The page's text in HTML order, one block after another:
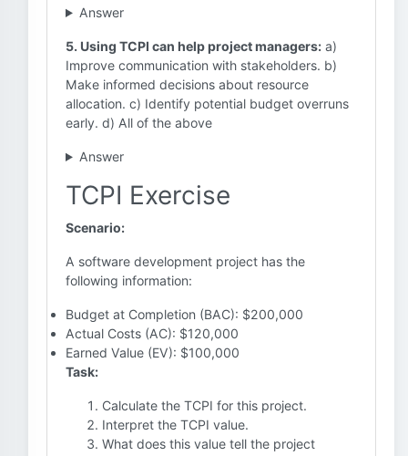
Answer
5. Using TCPI can help project managers: a)
Improve communication with stakeholders. b)
Make informed decisions about resource
allocation. c) Identify potential budget overruns
early. d) All of the above
Answer
TCPI Exercise
Scenario:
A software development project has the
following information:
Budget at Completion (BAC): $200,000
Actual Costs (AC): $120,000
Earned Value (EV): $100,000
Task:
Calculate the TCPI for this project.
Interpret the TCPI value.
What does this value tell the project